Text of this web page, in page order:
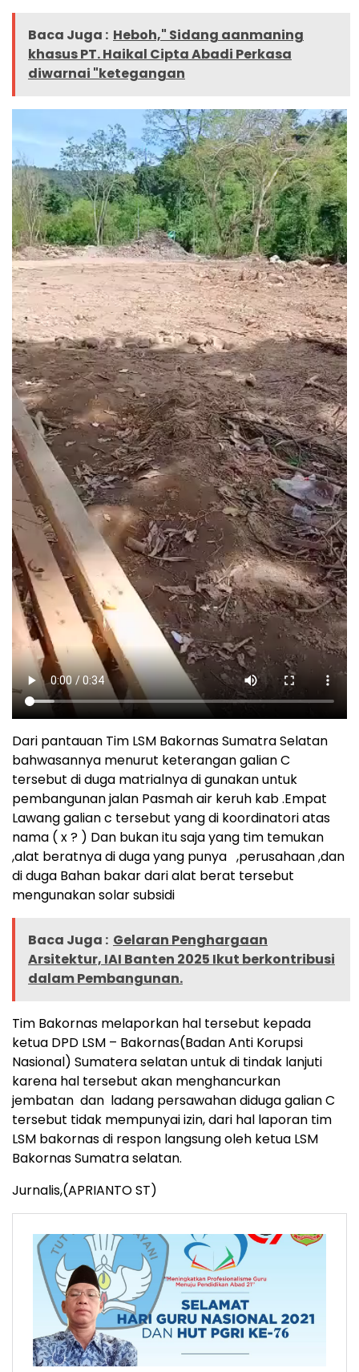
Baca Juga : Heboh," Sidang aanmaning
khasus PT. Haikal Cipta Abadi Perkasa
diwarnai "ketegangan
Dari pantauan Tim LSM Bakornas Sumatra Selatan
bahwasannya menurut keterangan galian C
tersebut di duga matrialnya di gunakan untuk
pembangunan jalan Pasmah air keruh kab .Empat
Lawang galian c tersebut yang di koordinatori atas
nama ( x ? ) Dan bukan itu saja yang tim temukan
,alat beratnya di duga yang punya ,perusahaan ,dan
di duga Bahan bakar dari alat berat tersebut
mengunakan solar subsidi
Baca Juga : Gelaran Penghargaan
Arsitektur, IAI Banten 2025 Ikut berkontribusi
dalam Pembangunan.
Tim Bakornas melaporkan hal tersebut kepada
ketua DPD LSM – Bakornas(Badan Anti Korupsi
Nasional) Sumatera selatan untuk di tindak lanjuti
karena hal tersebut akan menghancurkan
jembatan dan ladang persawahan diduga galian C
tersebut tidak mempunyai izin, dari hal laporan tim
LSM bakornas di respon langsung oleh ketua LSM
Bakornas Sumatra selatan.
Jurnalis,(APRIANTO ST)